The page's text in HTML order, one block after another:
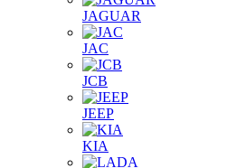
JAGUAR
JAС
JCB
JEEP
KIA